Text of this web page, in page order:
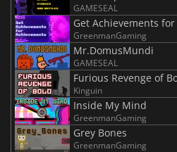
GAMESEAL
Get Achievements
GreenmanGaming
Mr.DomusMundi
GAMESEAL
Furious Revenge of
Kinguin
Inside My Mind
GreenmanGaming
Grey Bones
GreenmanGaming